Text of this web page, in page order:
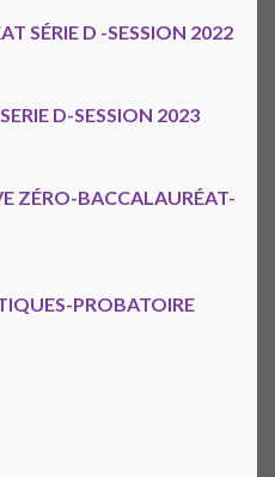
SÉRIE D -SESSION 2022
D-SESSION 2023
ZÉRO-BACCALAURÉAT-
PROBATOIRE